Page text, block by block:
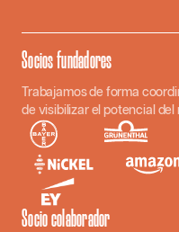
Socios fundadores
Trabajamos de forma
de visibilizar el potencial del
Socio colaborador